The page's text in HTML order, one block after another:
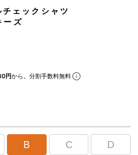
ェックシャツ
ズ
円から。分割手数料無料
B C D